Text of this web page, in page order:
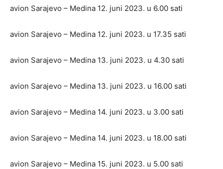
avion Sarajevo – Medina 12. juni 2023. u 6.00 sati
avion Sarajevo – Medina 12. juni 2023. u 17.35 sati
avion Sarajevo – Medina 13. juni 2023. u 4.30 sati
avion Sarajevo – Medina 13. juni 2023. u 16.00 sati
avion Sarajevo – Medina 14. juni 2023. u 3.00 sati
avion Sarajevo – Medina 14. juni 2023. u 18.00 sati
avion Sarajevo – Medina 15. juni 2023. u 5.00 sati